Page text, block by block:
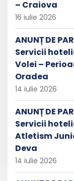
– Craiova
16 iulie 2026
ANUNȚ DE
Servicii
Volei –
Oradea
14 iulie 2026
ANUNȚ DE
Servicii
Atletism
Deva
14 iulie 2026